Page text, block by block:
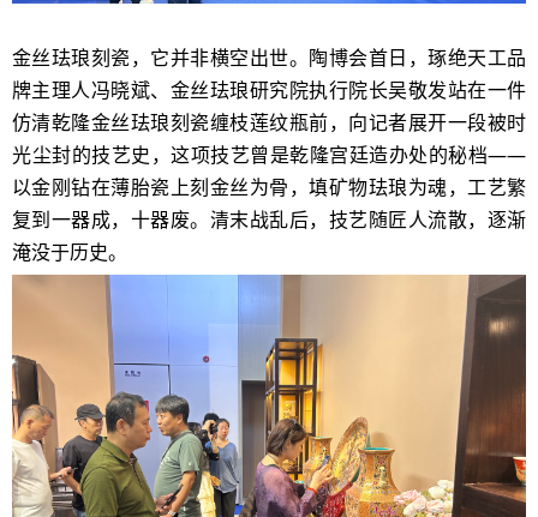
金丝珐琅刻瓷，它并非横空出世。陶博会首日，琢绝天工品
牌主理人冯晓斌、金丝珐琅研究院执行院长吴敬发站在一件
仿清乾隆金丝珐琅刻瓷缠枝莲纹瓶前，向记者展开一段被时
光尘封的技艺史，这项技艺曾是乾隆宫廷造办处的秘档——
以金刚钻在薄胎瓷上刻金丝为骨，填矿物珐琅为魂，工艺繁
复到一器成，十器废。清末战乱后，技艺随匠人流散，逐渐
淹没于历史。